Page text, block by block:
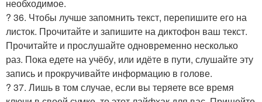
необходимое.
? 36. Чтобы лучше запомнить текст, перепишите его на
листок. Прочитайте и запишите на диктофон ваш текст.
Прочитайте и прослушайте одновременно несколько
раз. Пока едете на учёбу, или идёте в пути, слушайте эту
запись и прокручивайте информацию в голове.
? 37. Лишь в том случае, если вы теряете все время